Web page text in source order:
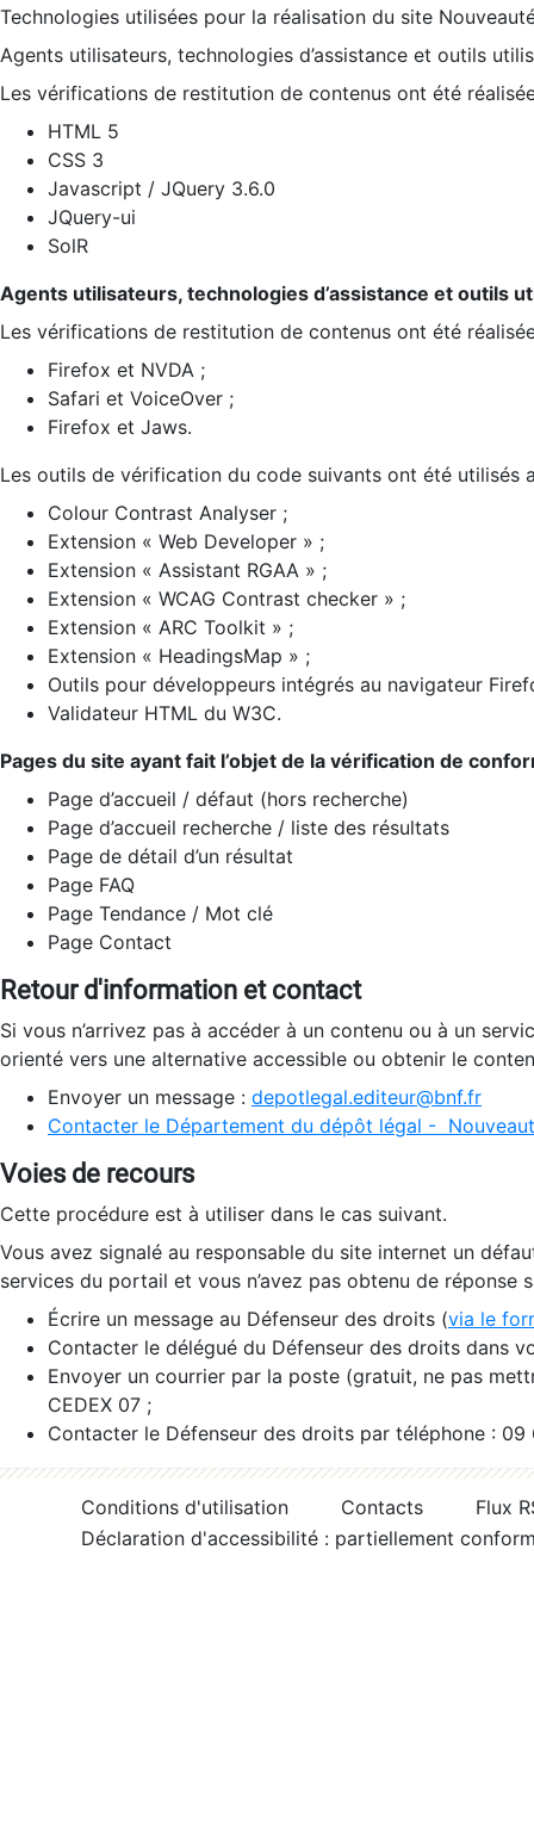
Technologies utilisées pour la réalisation du site
Agents utilisateurs, technologies d’assistance et outils
Les vérifications de restitution de contenus ont été
HTML 5
CSS 3
Javascript / JQuery 3.6.0
JQuery-ui
SolR
Agents utilisateurs, technologies d’assistance et outils
Les vérifications de restitution de contenus ont été
Firefox et NVDA ;
Safari et VoiceOver ;
Firefox et Jaws.
Les outils de vérification du code suivants ont été utilisés
Colour Contrast Analyser ;
Extension « Web Developer » ;
Extension « Assistant RGAA » ;
Extension « WCAG Contrast checker » ;
Extension « ARC Toolkit » ;
Extension « HeadingsMap » ;
Outils pour développeurs intégrés au navigateur
Validateur HTML du W3C.
Pages du site ayant fait l’objet de la vérification de
Page d’accueil / défaut (hors recherche)
Page d’accueil recherche / liste des résultats
Page de détail d’un résultat
Page FAQ
Page Tendance / Mot clé
Page Contact
Retour d'information et contact
Si vous n’arrivez pas à accéder à un contenu ou à un
orienté vers une alternative accessible ou obtenir le
Envoyer un message : depotlegal.editeur@bnf.fr
Contacter le Département du dépôt légal -
Voies de recours
Cette procédure est à utiliser dans le cas suivant.
Vous avez signalé au responsable du site internet un
services du portail et vous n’avez pas obtenu de réponse
Écrire un message au Défenseur des droits (via le
Contacter le délégué du Défenseur des droits dans
Envoyer un courrier par la poste (gratuit, ne pas
CEDEX 07 ;
Contacter le Défenseur des droits par téléphone :
Conditions d'utilisation Contacts
Flux
Déclaration d'accessibilité : partiellement